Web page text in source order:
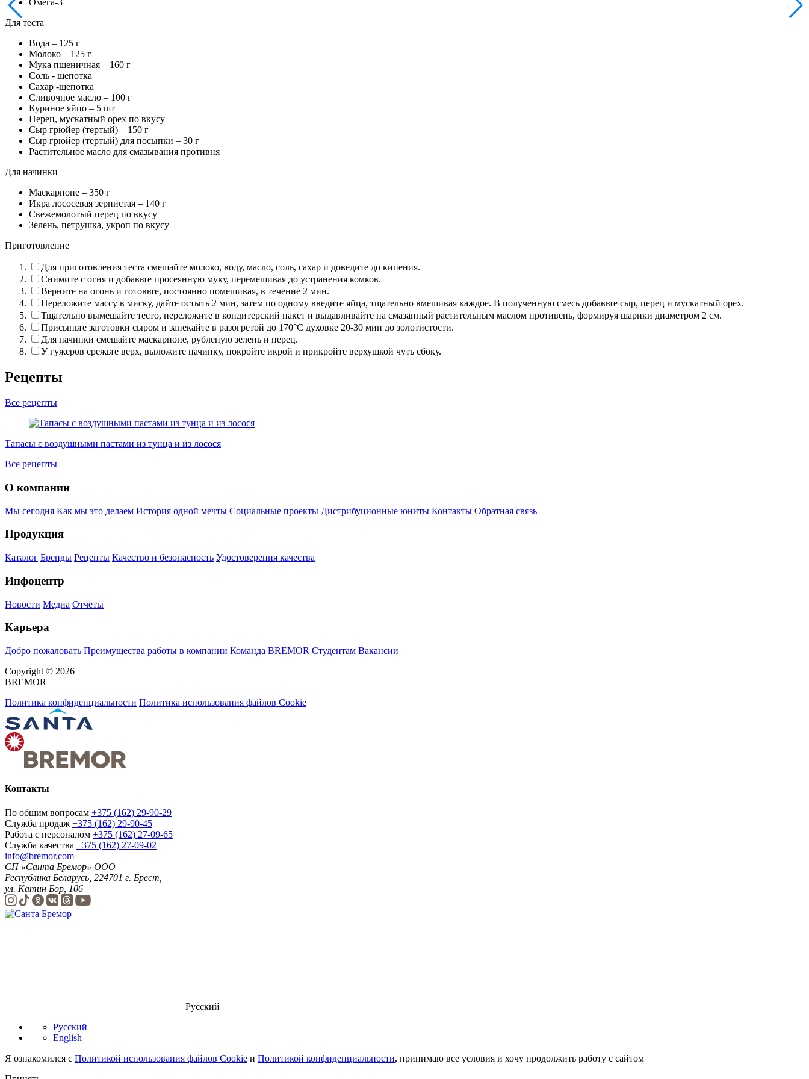
Омега-3
Для теста
Вода – 125 г
Молоко – 125 г
Мука пшеничная – 160 г
Соль - щепотка
Сахар -щепотка
Сливочное масло – 100 г
Куриное яйцо – 5 шт
Перец, мускатный орех по вкусу
Сыр грюйер (тертый) – 150 г
Сыр грюйер (тертый) для посыпки – 30 г
Растительное масло для смазывания противня
Для начинки
Маскарпоне – 350 г
Икра лососевая зернистая – 140 г
Свежемолотый перец по вкусу
Зелень, петрушка, укроп по вкусу
Приготовление
Для приготовления теста смешайте молоко, воду, масло, соль, сахар и доведите до кипения.
Снимите с огня и добавьте просеянную муку, перемешивая до устранения комков.
Верните на огонь и готовьте, постоянно помешивая, в течение 2 мин.
Переложите массу в миску, дайте остыть 2 мин, затем по одному введите яйца, тщательно вмешивая каждое. В полученную смесь добавьте сыр, перец и мускатный орех.
Тщательно вымешайте тесто, переложите в кондитерский пакет и выдавливайте на смазанный растительным маслом противень, формируя шарики диаметром 2 см.
Присыпьте заготовки сыром и запекайте в разогретой до 170°C духовке 20-30 мин до золотистости.
Для начинки смешайте маскарпоне, рубленую зелень и перец.
У гужеров срежьте верх, выложите начинку, покройте икрой и прикройте верхушкой чуть сбоку.
Рецепты
Все рецепты
Тапасы с воздушными пастами из тунца и из лосося
Все рецепты
О компании
Мы сегодня Как мы это делаем История одной мечты Социальные проекты Дистрибуционные юниты Контакты Обратная связь
Продукция
Каталог Бренды Рецепты Качество и безопасность Удостоверения качества
Инфоцентр
Новости Медиа Отчеты
Карьера
Добро пожаловать Преимущества работы в компании Команда BREMOR Студентам Вакансии
Copyright © 2026
BREMOR
Политика конфиденциальности Политика использования файлов Cookie
Контакты
По общим вопросам +375 (162) 29-90-29
Служба продаж +375 (162) 29-90-45
Работа с персоналом +375 (162) 27-09-65
Служба качества +375 (162) 27-09-02
info@bremor.com
СП «Санта Бремор» ООО
Республика Беларусь, 224701 г. Брест,
ул. Катин Бор, 106
Русский
Русский
English
Я ознакомился с Политикой использования файлов Cookie и Политикой конфиденциальности, принимаю все условия и хочу продолжить работу с сайтом